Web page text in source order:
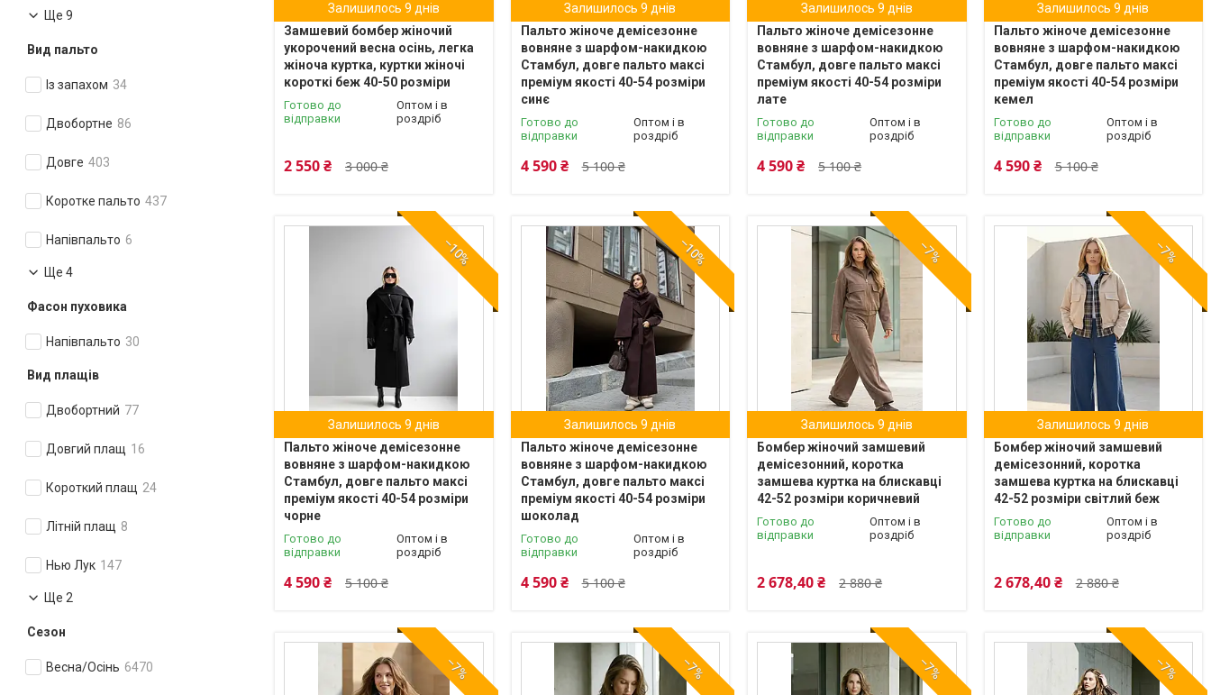
Ще 9
Вид пальто
Із запахом 34
Двобортне 86
Довге 403
Коротке пальто 437
Напівпальто 6
Ще 4
Фасон пуховика
Напівпальто 30
Вид плащів
Двобортний 77
Довгий плащ 16
Короткий плащ 24
Літній плащ 8
Нью Лук 147
Ще 2
Сезон
Весна/Осінь 6470
Залишилось 9 днів
Замшевий бомбер жіночий
укорочений весна осінь, легка
жіноча куртка, куртки жіночі
короткі беж 40-50 розміри
Готово до
відправки
Оптом і в
роздріб
3 000 ₴
2 550 ₴
Залишилось 9 днів
Пальто жіноче демісезонне
вовняне з шарфом-накидкою
Стамбул, довге пальто максі
преміум якості 40-54 розміри
синє
Готово до
відправки
Оптом і в
роздріб
5 100 ₴
4 590 ₴
Залишилось 9 днів
Пальто жіноче демісезонне
вовняне з шарфом-накидкою
Стамбул, довге пальто максі
преміум якості 40-54 розміри
лате
Готово до
відправки
Оптом і в
роздріб
5 100 ₴
4 590 ₴
Залишилось 9 днів
Пальто жіноче демісезонне
вовняне з шарфом-накидкою
Стамбул, довге пальто максі
преміум якості 40-54 розміри
кемел
Готово до
відправки
Оптом і в
роздріб
5 100 ₴
4 590 ₴
–10%
Залишилось 9 днів
Пальто жіноче демісезонне
вовняне з шарфом-накидкою
Стамбул, довге пальто максі
преміум якості 40-54 розміри
чорне
Готово до
відправки
Оптом і в
роздріб
5 100 ₴
4 590 ₴
–10%
Залишилось 9 днів
Пальто жіноче демісезонне
вовняне з шарфом-накидкою
Стамбул, довге пальто максі
преміум якості 40-54 розміри
шоколад
Готово до
відправки
Оптом і в
роздріб
5 100 ₴
4 590 ₴
–7%
Залишилось 9 днів
Бомбер жіночий замшевий
демісезонний, коротка
замшева куртка на блискавці
42-52 розміри коричневий
Готово до
відправки
Оптом і в
роздріб
2 880 ₴
2 678,40 ₴
–7%
Залишилось 9 днів
Бомбер жіночий замшевий
демісезонний, коротка
замшева куртка на блискавці
42-52 розміри світлий беж
Готово до
відправки
Оптом і в
роздріб
2 880 ₴
2 678,40 ₴
–7% –7% –7% –7%